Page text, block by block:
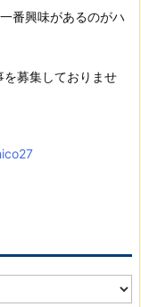
番興味があるのがハ
募集しておりませ